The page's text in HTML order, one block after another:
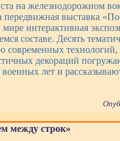
на железнодорожном
передвижная выставка
мире интерактивная
составе. Десять
современных технологий,
декораций
лет и
между строк»